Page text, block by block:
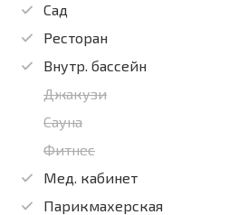
Сад
Ресторан
Внутр. бассейн
Джакузи
Сауна
Фитнес
Мед. кабинет
Парикмахерская